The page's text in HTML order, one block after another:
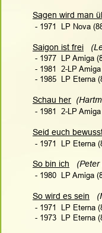
Sagen wird man
- 1971  LP Nova
Saigon ist frei
- 1977  LP Amiga
- 1981  2-LP
- 1985  LP Eterna
Schau her
- 1981  2-LP
Seid euch
- 1971  LP Eterna
So bin ich
- 1980  LP Amiga
So wird es sein
- 1971  LP Eterna
- 1973  LP Eterna